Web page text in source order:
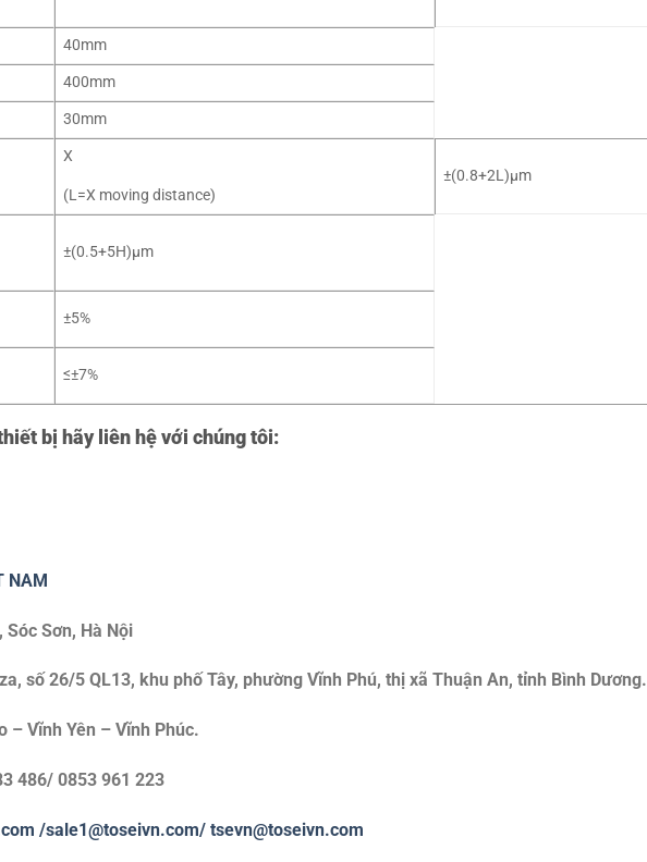
40mm
400mm
30mm
X
(L=X moving distance)
±(0.8+2L)µm
±(0.5+5H)µm
±5%
≤±7%
bị hãy liên hệ với chúng tôi:
NAM
Sơn, Hà Nội
số 26/5 QL13, khu phố Tây, phường Vĩnh Phú, thị xã Thuận An, tỉnh Bình Dương.
– Vĩnh Yên – Vĩnh Phúc.
486/ 0853 961 223
/sale1@toseivn.com/ tsevn@toseivn.com